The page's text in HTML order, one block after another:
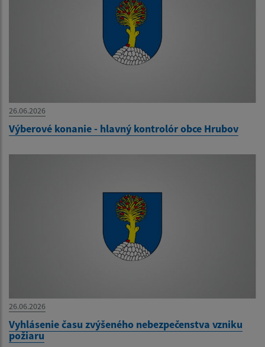
26.06.2026
Výberové konanie - hlavný kontrolór obce Hrubov
26.06.2026
Vyhlásenie času zvýšeného nebezpečenstva vzniku
požiaru